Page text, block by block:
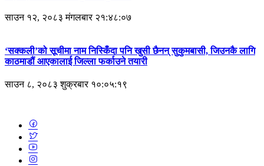
साउन १२, २०८३ मंगलबार २१:४८:०७
‘सक्कली’को सूचीमा नाम निस्किँदा पनि खुसी छैनन् सुकुमबासी, जिउनकै लागि
काठमाडौं आएकालाई जिल्ला फर्काउने तयारी
साउन ८, २०८३ शुक्रबार १०:०५:१९